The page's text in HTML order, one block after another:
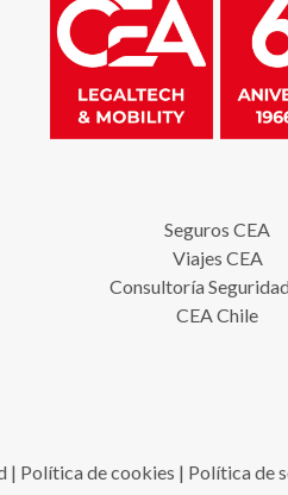
Seguros CEA
Viajes CEA
Consultoría
CEA Chile
| Política de cookies | Política de